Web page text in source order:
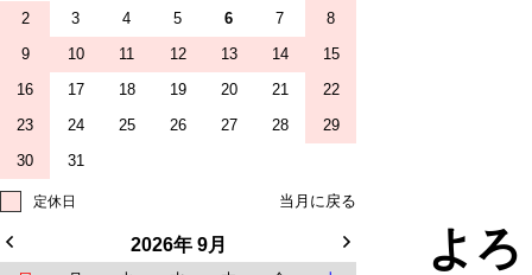
よ
2
3 4 5 6 7
8
9
10 11 12 13 14
15
16
17 18 19 20 21
22
23
24 25 26 27 28
29
30
31
定休日
2026年 9月